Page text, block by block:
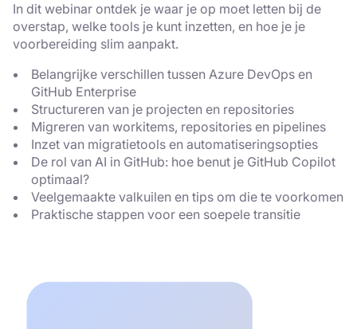
In dit webinar ontdek je waar je op moet letten bij de
overstap, welke tools je kunt inzetten, en hoe je je
voorbereiding slim aanpakt.
Belangrijke verschillen tussen Azure DevOps en
GitHub Enterprise
Structureren van je projecten en repositories
Migreren van workitems, repositories en pipelines
Inzet van migratietools en automatiseringsopties
De rol van AI in GitHub: hoe benut je GitHub Copilot
optimaal?
Veelgemaakte valkuilen en tips om die te voorkomen
Praktische stappen voor een soepele transitie